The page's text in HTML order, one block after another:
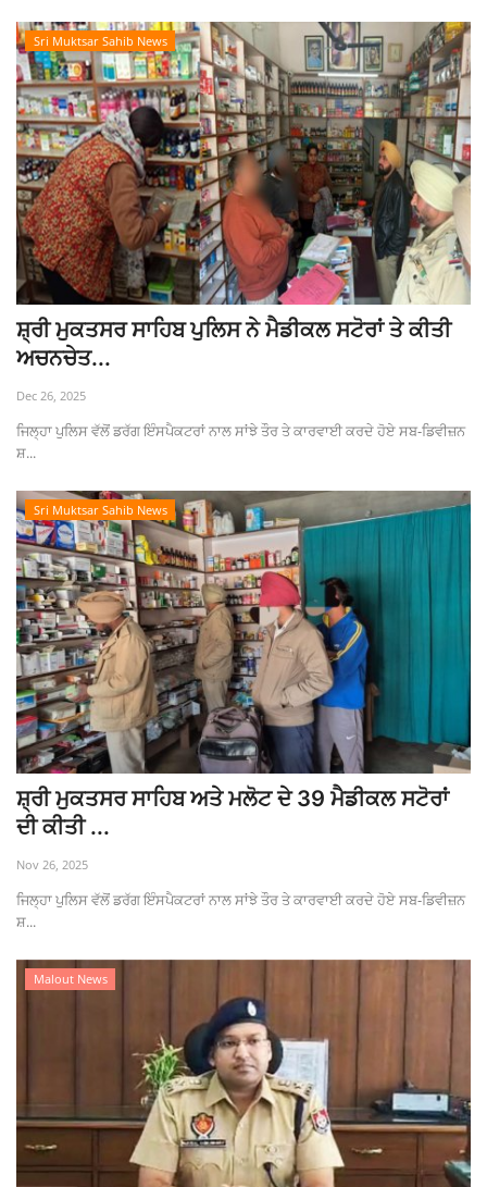
Sri Muktsar Sahib News
ਸ਼੍ਰੀ ਮੁਕਤਸਰ ਸਾਹਿਬ ਪੁਲਿਸ ਨੇ ਮੈਡੀਕਲ ਸਟੋਰਾਂ ਤੇ ਕੀਤੀ
ਅਚਨਚੇਤ...
Dec 26, 2025
ਜਿਲ੍ਹਾ ਪੁਲਿਸ ਵੱਲੋਂ ਡਰੱਗ ਇੰਸਪੈਕਟਰਾਂ ਨਾਲ ਸਾਂਝੇ ਤੌਰ ਤੇ ਕਾਰਵਾਈ ਕਰਦੇ ਹੋਏ ਸਬ-ਡਿਵੀਜ਼ਨ
ਸ਼...
Sri Muktsar Sahib News
ਸ਼੍ਰੀ ਮੁਕਤਸਰ ਸਾਹਿਬ ਅਤੇ ਮਲੋਟ ਦੇ 39 ਮੈਡੀਕਲ ਸਟੋਰਾਂ
ਦੀ ਕੀਤੀ ...
Nov 26, 2025
ਜਿਲ੍ਹਾ ਪੁਲਿਸ ਵੱਲੋਂ ਡਰੱਗ ਇੰਸਪੈਕਟਰਾਂ ਨਾਲ ਸਾਂਝੇ ਤੌਰ ਤੇ ਕਾਰਵਾਈ ਕਰਦੇ ਹੋਏ ਸਬ-ਡਿਵੀਜ਼ਨ
ਸ਼...
Malout News